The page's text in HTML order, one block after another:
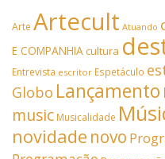
Arte Artecult Atuando
E COMPANHIAcultura
Entrevista escritor Espetáculo
Globo Lançamento
music Musicalidade
novidade novo